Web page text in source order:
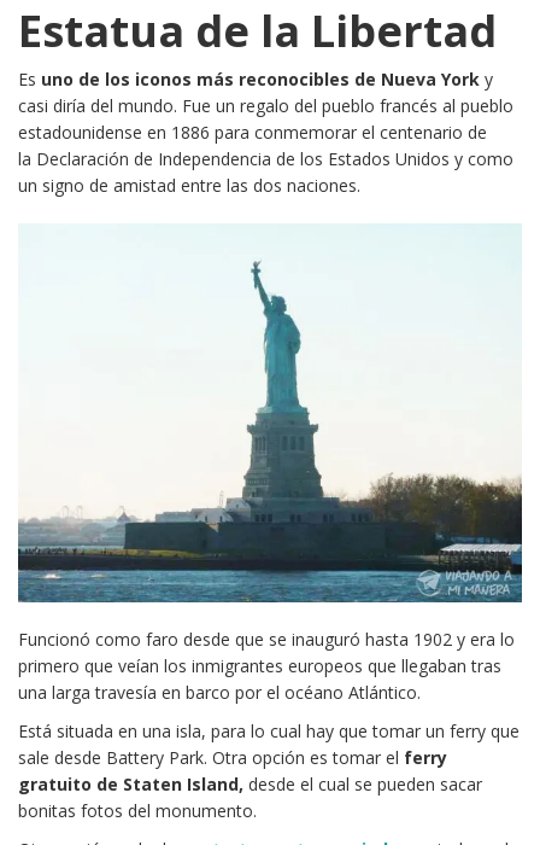
Estatua de la Libertad
Es uno de los iconos más reconocibles de Nueva York y
casi diría del mundo. Fue un regalo del pueblo francés al pueblo
estadounidense en 1886 para conmemorar el centenario de
la Declaración de Independencia de los Estados Unidos y como
un signo de amistad entre las dos naciones.
Funcionó como faro desde que se inauguró hasta 1902 y era lo
primero que veían los inmigrantes europeos que llegaban tras
una larga travesía en barco por el océano Atlántico.
Está situada en una isla, para lo cual hay que tomar un ferry que
sale desde Battery Park. Otra opción es tomar el ferry
gratuito de Staten Island, desde el cual se pueden sacar
bonitas fotos del monumento.